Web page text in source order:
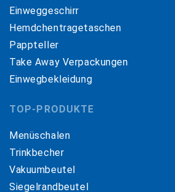
Einweggeschirr
Hemdchentragetaschen
Pappteller
Take Away Verpackungen
Einwegbekleidung
TOP-PRODUKTE
Menüschalen
Trinkbecher
Vakuumbeutel
Siegelrandbeutel